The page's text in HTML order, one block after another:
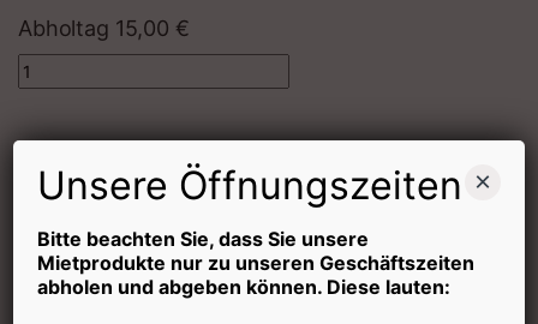
Abholtag 15,00 €
Quantity
In den Warenkorb
Unsere Öffnungszeiten
Bitte beachten Sie, dass Sie unsere
Mietprodukte nur zu unseren Geschäftszeiten
abholen und abgeben können. Diese lauten:
×